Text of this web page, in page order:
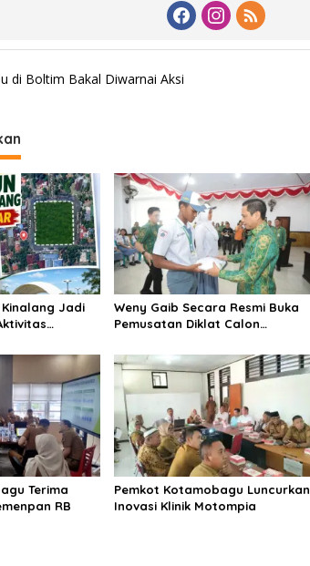
di Boltim Bakal Diwarnai Aksi
Jadi
Weny Gaib Secara Resmi Buka
Pemusatan Diklat Calon
Terima
RB
Pemkot Kotamobagu Luncurkan
Inovasi Klinik Motompia